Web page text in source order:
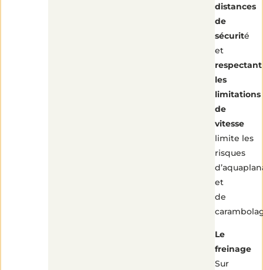
distances
de
sécurité
et
respectant
les
limitations
de
vitesse
limite les
risques
et
de
Le
freinage
Sur